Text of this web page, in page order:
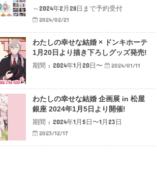
～2024年2月28日まで予約受付
2024/02/21
わたしの幸せな結婚 × ドンキホーテ
1月20日より描き下ろしグッズ発売!
期間 : 2024年1月20日〜
2024/01/11
わたしの幸せな結婚 企画展 in 松屋
銀座 2024年1月5日より開催!
期間 : 2024年1月5日〜1月23日
2023/12/17